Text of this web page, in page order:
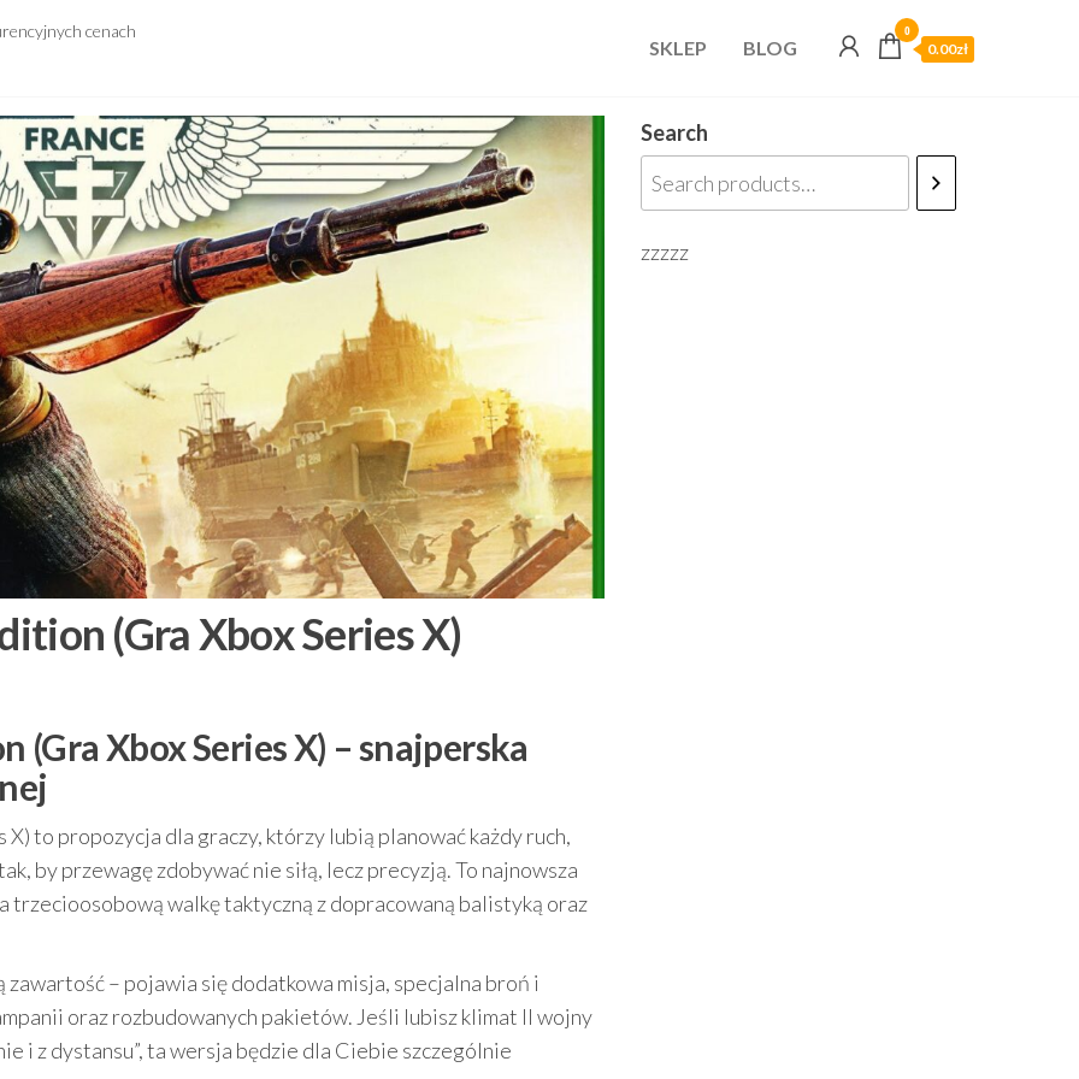
cenach
SKLEP BLOG
0
0.00zł
(Gra Xbox Series X)
(Gra Xbox Series X) – snajperska
to propozycja dla graczy, którzy lubią planować każdy ruch,
by przewagę zdobywać nie siłą, lecz precyzją. To najnowsza
trzecioosobową walkę taktyczną z dopracowaną balistyką oraz
– pojawia się dodatkowa misja, specjalna broń i
oraz rozbudowanych pakietów. Jeśli lubisz klimat II wojny
i z dystansu”, ta wersja będzie dla Ciebie szczególnie
Search
zzzzz